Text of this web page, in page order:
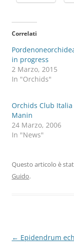
Correlati
in progress
2 Marzo, 2015
In "Orchids"
Orchids Club Italia
Manin
24 Marzo, 2006
In "News"
Questo articolo è
Guido.
Navigazione
← Epidendrum